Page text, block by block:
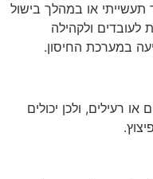
תעשייתי או במהלך בישול
לעובדים ולקהילה
במערכת החיסון.
או רעילים, ולכן יכולים